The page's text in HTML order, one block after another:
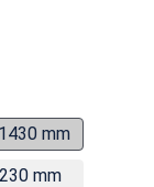
1430 mm
mm